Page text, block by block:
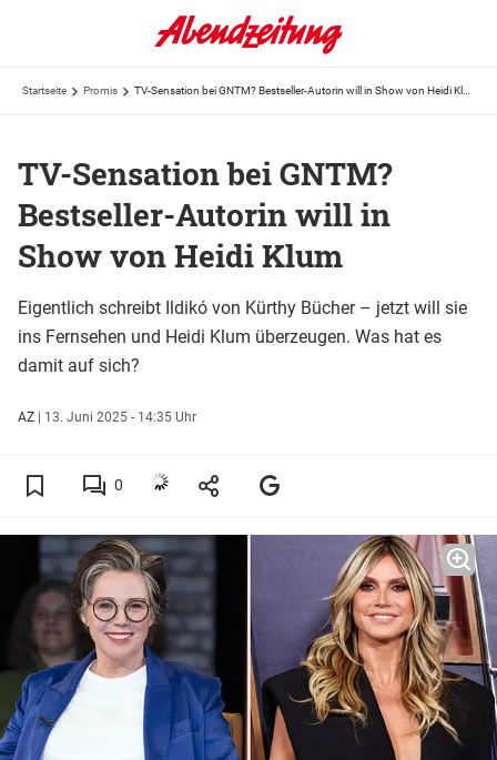
Startseite Promis
TV-Sensation bei GNTM?
Bestseller-Autorin will in
Show von Heidi Klum
Eigentlich schreibt Ildikó von Kürthy Bücher – jetzt will sie
ins Fernsehen und Heidi Klum überzeugen. Was hat es
damit auf sich?
AZ | 13. Juni 2025 - 14:35 Uhr
0